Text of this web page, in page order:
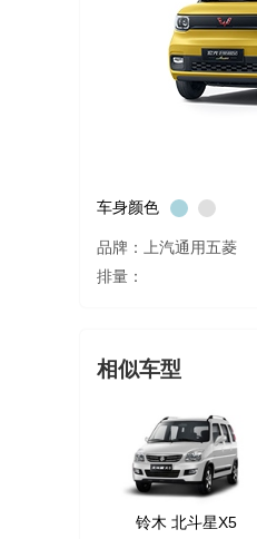
车身颜色
品牌：上汽通用五菱
排量：
相似车型
铃木 北斗星X5